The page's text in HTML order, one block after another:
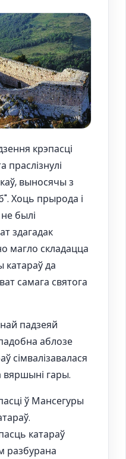
крэпасці
праслізнулі
выносячы з
Хоць прырода і
былі
здагадак
магло складацца
катараў да
самага святога
падзеяй
аблозе
сімвалізавалася
вяршыні гары.
ў Мансегуры
катараў
разбурана